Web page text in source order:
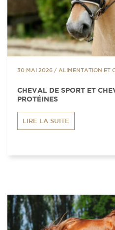
30 MAI 2026 / ALIMENTATION ET
CHEVAL DE SPORT ET
PROTÉINES
LIRE LA SUITE